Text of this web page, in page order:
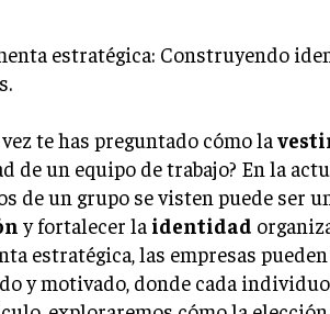
te has preguntado cómo la
de un equipo de trabajo? En la
de un grupo se visten puede ser
y fortalecer la identidad
estratégica, las empresas
y motivado, donde cada